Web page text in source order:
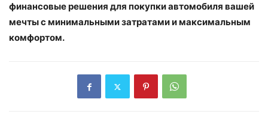
финансовые решения для покупки автомобиля вашей
мечты с минимальными затратами и максимальным
комфортом.